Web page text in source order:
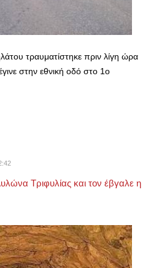
τραυματίστηκε πριν λίγη ώρα
στην εθνική οδό στο 1ο
Τριφυλίας και τον έβγαλε η